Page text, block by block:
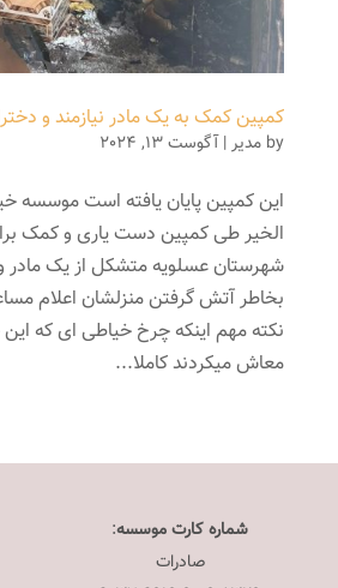
کمپین کمک به یک مادر نیازمند و
by مدیر|آگوست 13, 2024
این کمپین پایان یافته است موسسه
الخیر طی کمپین دست یاری و کمک
شهرستان عسلویه متشکل از یک مادر
بخاطر آتش گرفتن منزلشان اعلام
نکته مهم اینکه چرخ خیاطی ای که این
معاش میکردند کاملا...
شماره کارت موسسه:
صادرات